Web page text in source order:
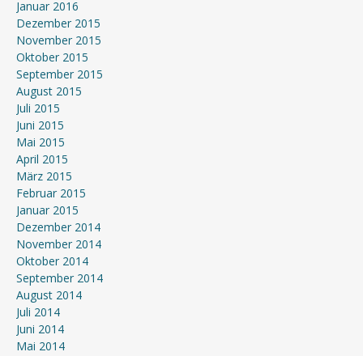
Januar 2016
Dezember 2015
November 2015
Oktober 2015
September 2015
August 2015
Juli 2015
Juni 2015
Mai 2015
April 2015
März 2015
Februar 2015
Januar 2015
Dezember 2014
November 2014
Oktober 2014
September 2014
August 2014
Juli 2014
Juni 2014
Mai 2014